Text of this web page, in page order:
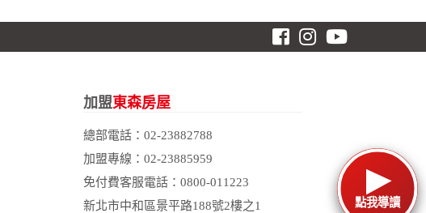
點我導讀
加盟東森房屋
總部電話： 02-23882788
加盟專線： 02-23885959
免付費客服電話： 0800-011223
新北市中和區景平路188號2樓之1